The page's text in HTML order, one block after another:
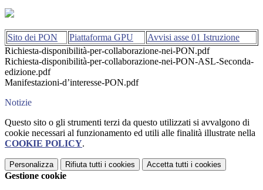
Sito dei PON Piattaforma GPU
Avvisi asse 01 Istruzione
Richiesta-disponibilità-per-collaborazione-nei-PON.pdf
Richiesta-disponibilità-per-collaborazione-nei-PON-ASL-Seconda-
edizione.pdf
Manifestazioni-d’interesse-PON.pdf
Notizie
Questo sito o gli strumenti terzi da questo utilizzati si avvalgono di
cookie necessari al funzionamento ed utili alle finalità illustrate nella
COOKIE POLICY.
Personalizza Rifiuta tutti i cookies Accetta tutti i cookies
Gestione cookie